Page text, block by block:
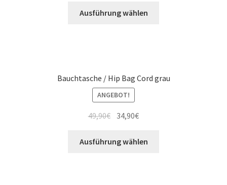
Ausführung wählen
Bauchtasche / Hip Bag Cord grau
ANGEBOT!
49,90€ 34,90€
Ausführung wählen